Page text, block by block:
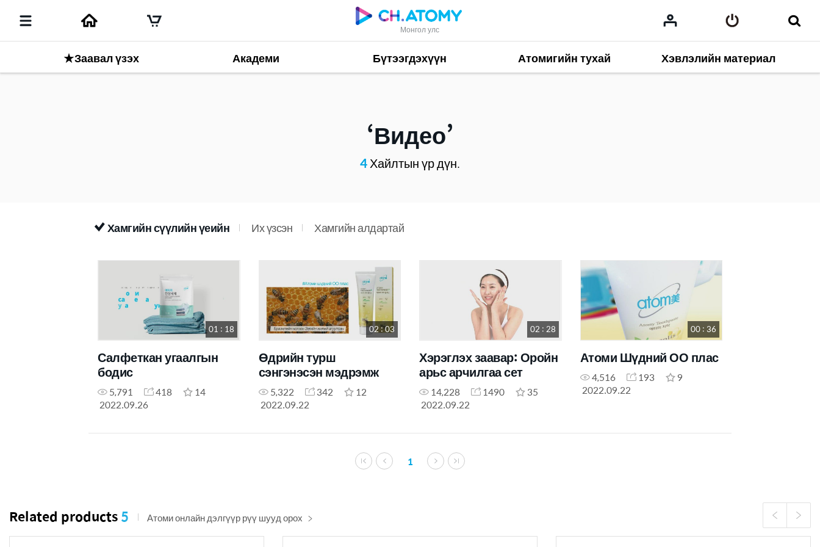
Монгол улс
★Заавал үзэх Академи Бүтээгдэхүүн Атомигийн тухай Хэвлэлийн материал
Видео
4Хайлтын үр дүн.
Хамгийн сүүлийн үеийн Их үзсэн Хамгийн алдартай
01 : 18
Салфеткан угаалгын
бодис
5,791 418
14
2022.09.26
02 : 03
Өдрийн турш
сэнгэнэсэн мэдрэмж
5,322 342
12
2022.09.22
02 : 28
Хэрэглэх заавар: Оройн
арьс арчилгаа сет
14,228 1490
35
2022.09.22
00 : 36
Атоми Шүдний ОО плас
4,516 193
9
2022.09.22
1
Related products5 Атоми онлайн дэлгүүр рүү шууд орох